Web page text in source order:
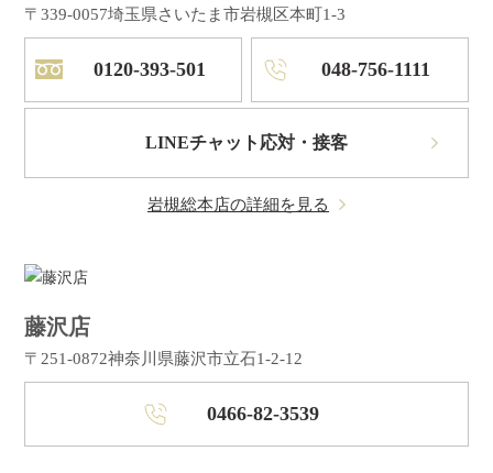
〒339-0057埼玉県さいたま市岩槻区本町1-3
0120-393-501 048-756-1111
LINEチャット応対・接客
岩槻総本店の詳細を見る
藤沢店
〒251-0872神奈川県藤沢市立石1-2-12
0466-82-3539